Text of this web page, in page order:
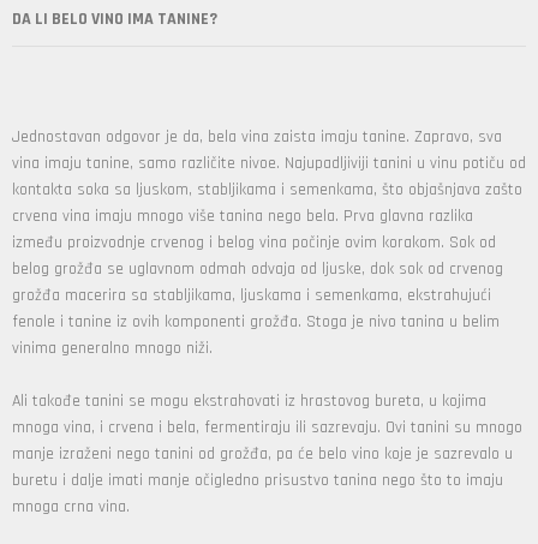
DA LI BELO VINO IMA TANINE?
Jednostavan odgovor je da, bela vina zaista imaju tanine. Zapravo, sva
vina imaju tanine, samo različite nivoe. Najupadljiviji tanini u vinu potiču od
kontakta soka sa ljuskom, stabljikama i semenkama, što objašnjava zašto
crvena vina imaju mnogo više tanina nego bela. Prva glavna razlika
između proizvodnje crvenog i belog vina počinje ovim korakom. Sok od
belog grožđa se uglavnom odmah odvaja od ljuske, dok sok od crvenog
grožđa macerira sa stabljikama, ljuskama i semenkama, ekstrahujući
fenole i tanine iz ovih komponenti grožđa. Stoga je nivo tanina u belim
vinima generalno mnogo niži.
Ali takođe tanini se mogu ekstrahovati iz hrastovog bureta, u kojima
mnoga vina, i crvena i bela, fermentiraju ili sazrevaju. Ovi tanini su mnogo
manje izraženi nego tanini od grožđa, pa će belo vino koje je sazrevalo u
buretu i dalje imati manje očigledno prisustvo tanina nego što to imaju
mnoga crna vina.